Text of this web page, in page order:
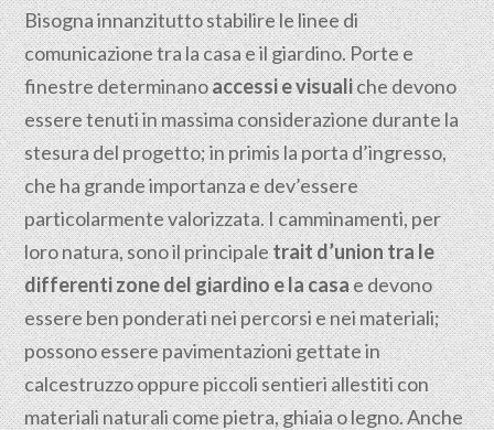
Bisogna innanzitutto stabilire le linee di
comunicazione tra la casa e il giardino. Porte e
finestre determinanoaccessi e visualiche devono
essere tenuti in massima considerazione durante la
stesura del progetto; in primis la porta d’ingresso,
che ha grande importanza e dev’essere
particolarmente valorizzata. I camminamenti, per
loro natura, sono il principaletrait d’union tra le
differenti zone del giardino e la casae devono
essere ben ponderati nei percorsi e nei materiali;
possono essere pavimentazioni gettate in
calcestruzzo oppure piccoli sentieri allestiti con
materiali naturali come pietra, ghiaia o legno. Anche